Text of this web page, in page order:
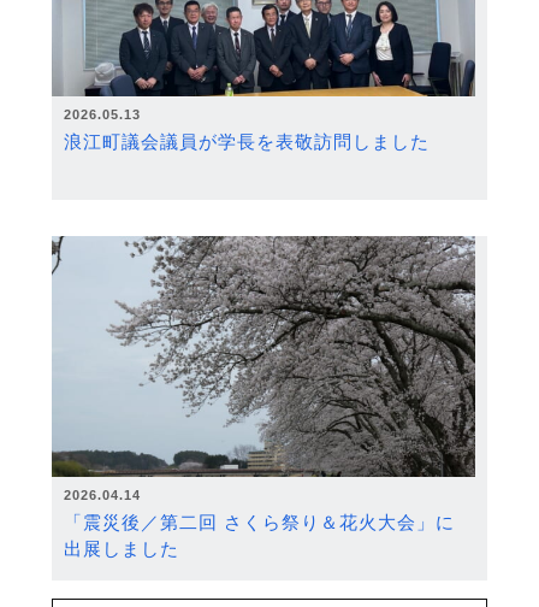
2026.05.13
浪江町議会議員が学長を表敬訪問しました
2026.04.14
「震災後／第二回 さくら祭り＆花火大会」に
出展しました